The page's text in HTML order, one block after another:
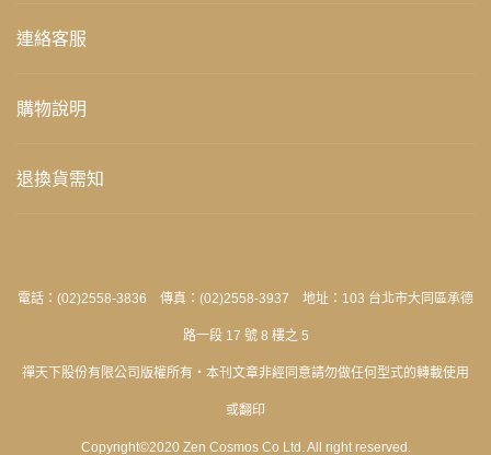
連絡客服
購物說明
退換貨需知
電話：(02)2558-3836 傳真：(02)2558-3937 地址：103 台北市大同區承德
路一段 17 號 8 樓之 5
禪天下股份有限公司版權所有‧本刊文章非經同意請勿做任何型式的轉載使用
或翻印
Copyright©2020 Zen Cosmos Co Ltd. All right reserved.